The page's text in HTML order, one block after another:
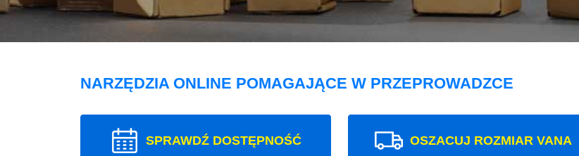
NARZĘDZIA ONLINE POMAGAJĄCE W PRZEPROWADZCE
SPRAWDŹ DOSTĘPNOŚĆ OSZACUJ ROZMIAR VANA